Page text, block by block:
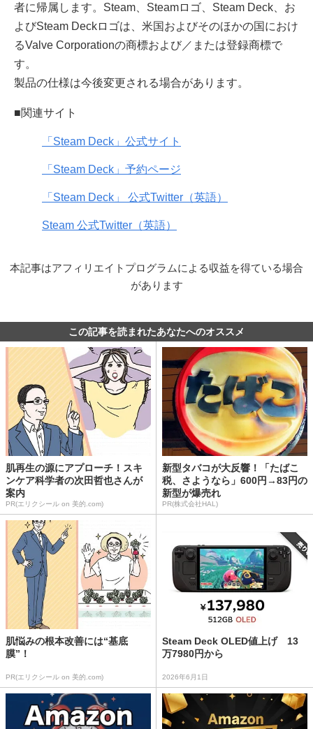
者に帰属します。Steam、Steamロゴ、Steam Deck、お
よびSteam Deckロゴは、米国およびそのほかの国におけ
るValve Corporationの商標および／または登録商標で
す。
製品の仕様は今後変更される場合があります。
■関連サイト
「Steam Deck」公式サイト
「Steam Deck」予約ページ
「Steam Deck」 公式Twitter（英語）
Steam 公式Twitter（英語）
本記事はアフィリエイトプログラムによる収益を得ている場合
があります
この記事を読まれたあなたへのオススメ
肌再生の源にアプローチ！スキ
ンケア科学者の次田哲也さんが
案内
PR(エリクシール on 美的.com)
新型タバコが大反響！「たばこ
税、さようなら」600円→83円の
新型が爆売れ
PR(株式会社HAL)
肌悩みの根本改善には“基底
膜”！
PR(エリクシール on 美的.com)
Steam Deck OLED値上げ 13
万7980円から
2026年6月1日